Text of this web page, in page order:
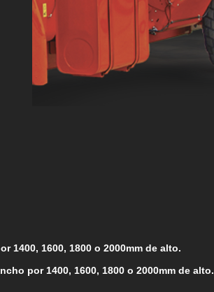
1400, 1600, 1800 o 2000mm de alto.
por 1400, 1600, 1800 o 2000mm de alto.